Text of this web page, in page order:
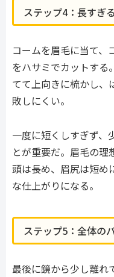
ステップ4：長すぎ
コームを眉毛に当て、
をハサミでカットする
てて上向きに梳かし、
敗しにくい。
一度に短くしすぎず、
とが重要だ。眉毛の
頭は長め、眉尻は短め
な仕上がりになる。
ステップ5：全体の
最後に鏡から少し離れ